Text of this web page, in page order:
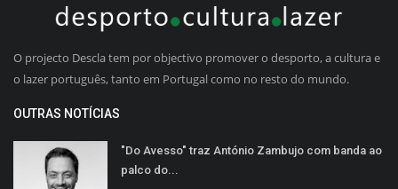
O projecto Descla tem por objectivo promover o desporto, a cultura e
o lazer português, tanto em Portugal como no resto do mundo.
OUTRAS NOTÍCIAS
"Do Avesso" traz António Zambujo com banda ao
palco do...